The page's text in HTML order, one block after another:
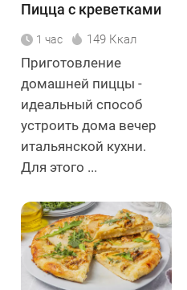
Пицца с креветками
1 час 149 Ккал
Приготовление
домашней пиццы -
идеальный способ
устроить дома вечер
итальянской кухни.
Для этого ...